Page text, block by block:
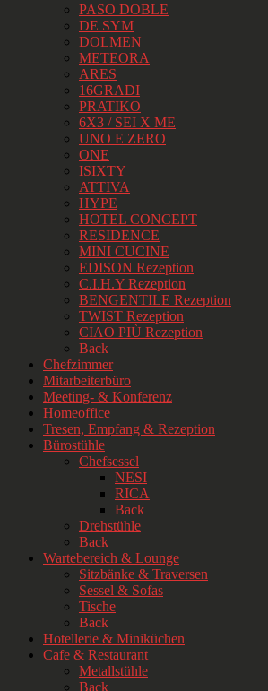
PASO DOBLE
DE SYM
DOLMEN
METEORA
ARES
16GRADI
PRATIKO
6X3 / SEI X ME
UNO E ZERO
ONE
ISIXTY
ATTIVA
HYPE
HOTEL CONCEPT
RESIDENCE
MINI CUCINE
EDISON Rezeption
C.I.H.Y Rezeption
BENGENTILE Rezeption
TWIST Rezeption
CIAO PIÙ Rezeption
Back
Chefzimmer
Mitarbeiterbüro
Meeting- & Konferenz
Homeoffice
Tresen, Empfang & Rezeption
Bürostühle
Chefsessel
NESI
RICA
Back
Drehstühle
Back
Wartebereich & Lounge
Sitzbänke & Traversen
Sessel & Sofas
Tische
Back
Hotellerie & Miniküchen
Cafe & Restaurant
Metallstühle
Back